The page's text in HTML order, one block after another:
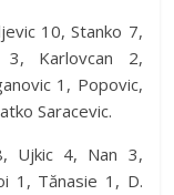
10, Stanko 7,
3, Karlovcan 2,
1, Popovic,
Saracevic.
Ujkic 4, Nan 3,
1, Tănasie 1, D.